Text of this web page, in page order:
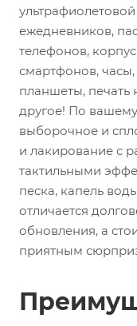
ежедневников,
телефонов,
смартфонов,
планшеты,
другое! По
выборочное и
и лакирование с
тактильными
песка, капель
отличается
обновления, а
приятным